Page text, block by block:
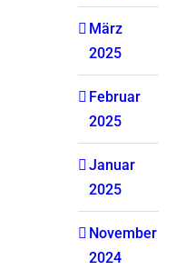
März
2025
Februar
2025
Januar
2025
November
2024